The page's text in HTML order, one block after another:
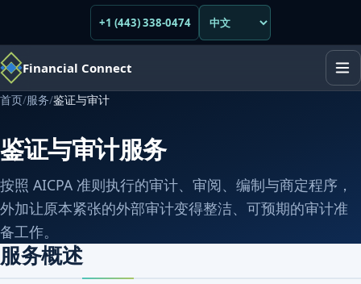
+1 (443) 338-0474
Financial Connect
首页/服务/鉴证与审计
鉴证与审计服务
按照 AICPA 准则执行的审计、审阅、编制与商定程序，
外加让原本紧张的外部审计变得整洁、可预期的审计准
备工作。
服务概述